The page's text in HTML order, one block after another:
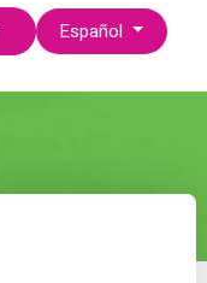
Seleccione su idioma
Español